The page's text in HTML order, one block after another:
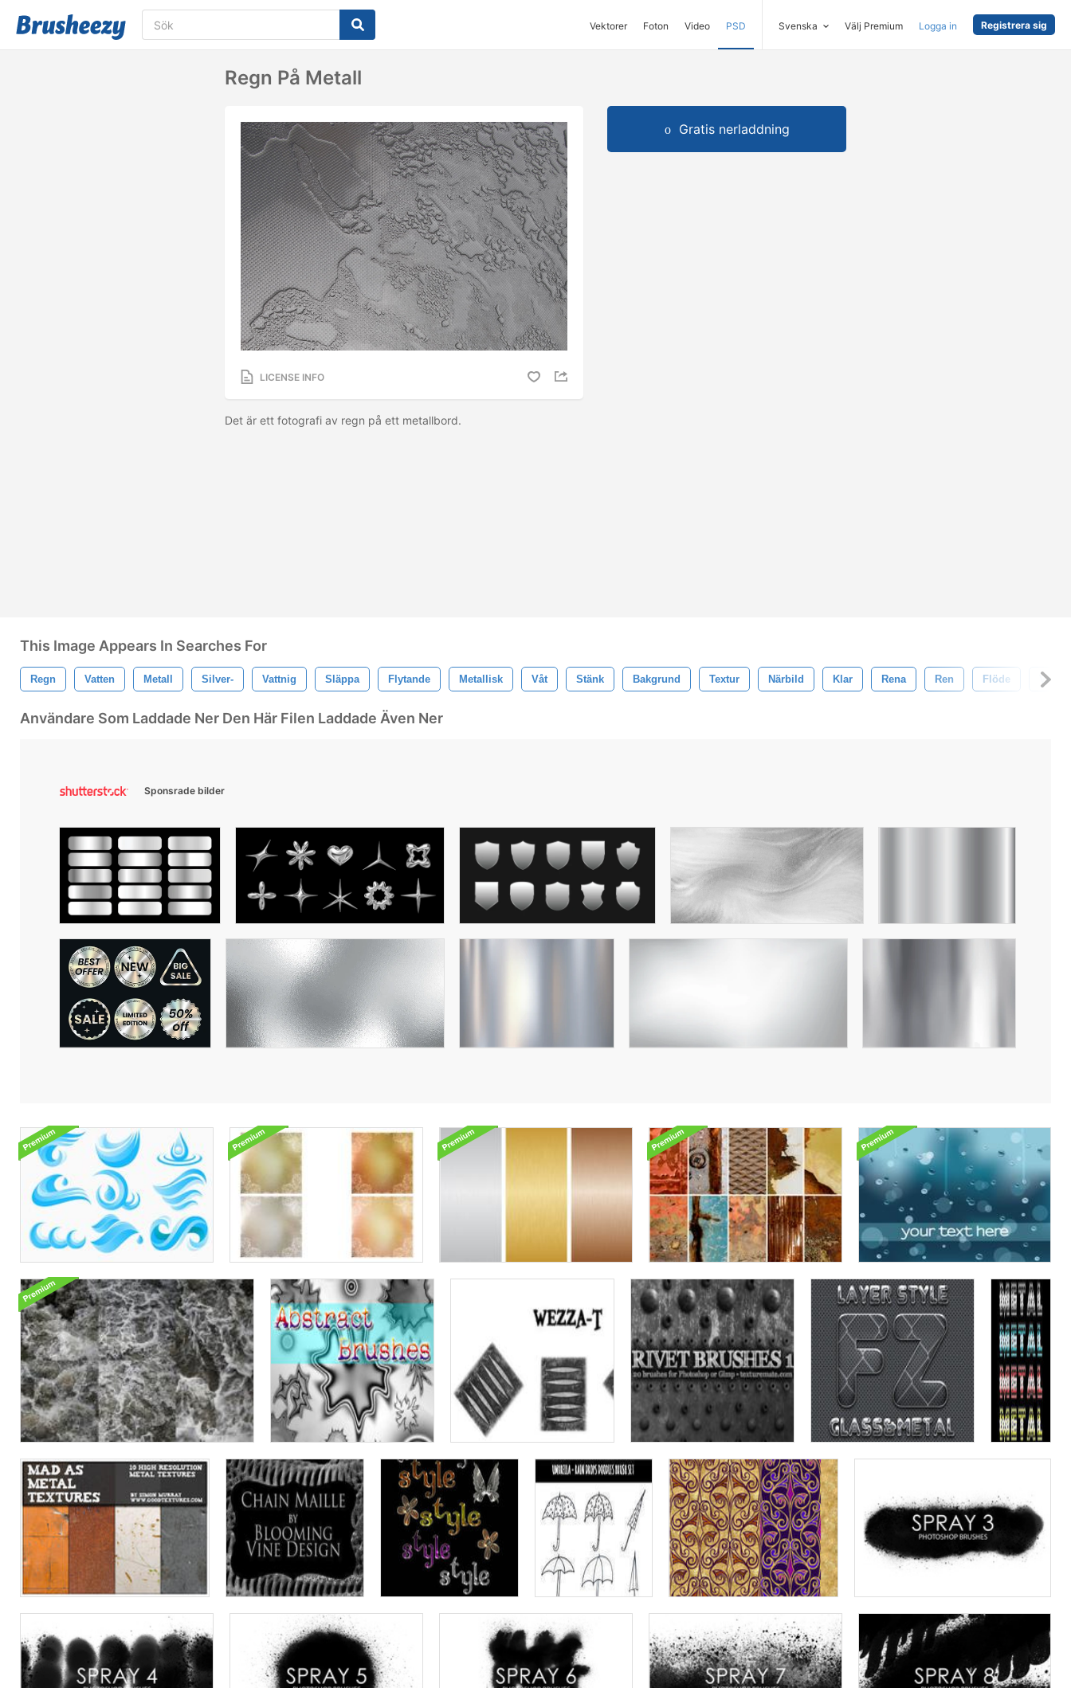
Vektorer Foton Video PSD Svenska Välj Premium Logga in Registrera sig
Regn På Metall
LICENSE INFO
Det är ett fotografi av regn på ett metallbord.
Gratis nerladdning
This Image Appears In Searches For
Regn Vatten Metall Silver- Vattnig Släppa Flytande Metallisk Våt Stänk Bakgrund Textur Närbild Klar Rena Ren Flöde Våg
Användare Som Laddade Ner Den Här Filen Laddade Även Ner
Sponsrade bilder